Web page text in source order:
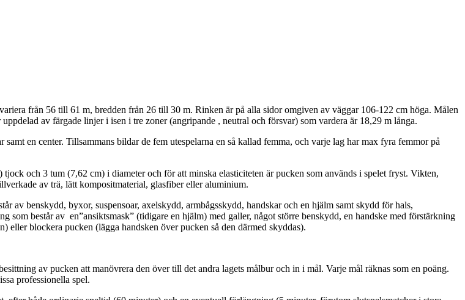
från 56 till 61 m, bredden från 26 till 30 m. Rinken är på alla sidor omgiven av väggar 106-122 cm höga. Målen
av färgade linjer i isen i tre zoner (angripande , neutral och försvar) som vardera är 18,29 m långa.
en center. Tillsammans bildar de fem utespelarna en så kallad femma, och varje lag har max fyra femmor på
och 3 tum (7,62 cm) i diameter och för att minska elasticiteten är pucken som används i spelet fryst. Vikten,
av trä, lätt kompositmaterial, glasfiber eller aluminium.
av benskydd, byxor, suspensoar, axelskydd, armbågsskydd, handskar och en hjälm samt skydd för hals,
som består av en”ansiktsmask” (tidigare en hjälm) med galler, något större benskydd, en handske med förstärkning
blockera pucken (lägga handsken över pucken så den därmed skyddas).
av pucken att manövrera den över till det andra lagets målbur och in i mål. Varje mål räknas som en poäng.
professionella spel.